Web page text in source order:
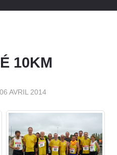
10KM
06 AVRIL 2014